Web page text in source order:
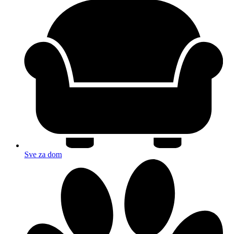
Sve za dom